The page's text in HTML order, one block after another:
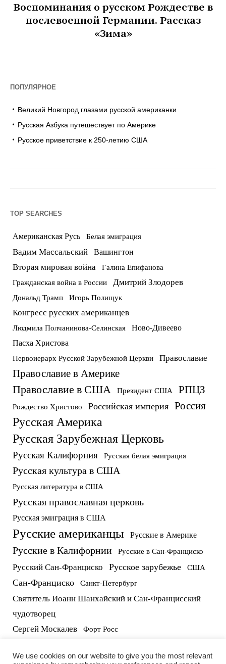
Воспоминания о русском Рождестве в
послевоенной Германии. Рассказ
«Зима»
ПОПУЛЯРНОЕ
Великий Новгород глазами русской американки
Русская Азбука путешествует по Америке
Русское приветствие к 250-летию США
TOP SEARCHES
Американская Русь Белая эмиграция
Вадим Массальский Вашингтон
Вторая мировая война
Галина Епифанова
Гражданская война в России Дмитрий Злодорев
Дональд Трамп Игорь Полищук
Конгресс русских американцев
Людмила Полчанинова-Селинская Ново-Дивеево
Пасха Христова
Первоиерарх Русской Зарубежной Церкви Православие
Православие в Америке
Православие в США Президент США РПЦЗ
Рождество Христово Российская империя Россия
Русская Америка
Русская Зарубежная Церковь
Русская Калифорния Русская белая эмиграция
Русская культура в США
Русская литература в США
Русская православная церковь
Русская эмиграция в США
Русские американцы Русские в Америке
Русские в Калифорнии Русские в Сан-Франциско
Русский Сан-Франциско Русское зарубежье США
Сан-Франциско Санкт-Петербург
Святитель Иоанн Шанхайский и Сан-Францисский
чудотворец
Сергей Москалев Форт Росс
We use cookies on our website to give you the most relevant